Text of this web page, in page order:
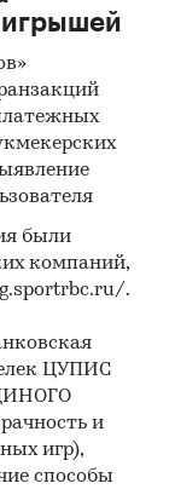
СМИ
и анализ
и
с
были
компаний,
.
ЦУПИС
и
игр),
способы